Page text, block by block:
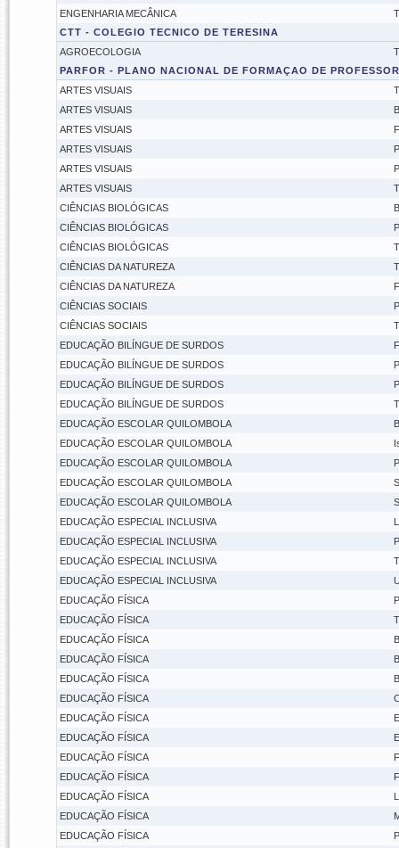
ENGENHARIA MECÂNICA
CTT - COLEGIO TECNICO DE TERESINA
AGROECOLOGIA
PARFOR - PLANO NACIONAL DE FORMAÇAO DE
ARTES VISUAIS
ARTES VISUAIS
ARTES VISUAIS
ARTES VISUAIS
ARTES VISUAIS
ARTES VISUAIS
CIÊNCIAS BIOLÓGICAS
CIÊNCIAS BIOLÓGICAS
CIÊNCIAS BIOLÓGICAS
CIÊNCIAS DA NATUREZA
CIÊNCIAS DA NATUREZA
CIÊNCIAS SOCIAIS
CIÊNCIAS SOCIAIS
EDUCAÇÃO BILÍNGUE DE SURDOS
EDUCAÇÃO BILÍNGUE DE SURDOS
EDUCAÇÃO BILÍNGUE DE SURDOS
EDUCAÇÃO BILÍNGUE DE SURDOS
EDUCAÇÃO ESCOLAR QUILOMBOLA
EDUCAÇÃO ESCOLAR QUILOMBOLA
EDUCAÇÃO ESCOLAR QUILOMBOLA
EDUCAÇÃO ESCOLAR QUILOMBOLA
EDUCAÇÃO ESCOLAR QUILOMBOLA
EDUCAÇÃO ESPECIAL INCLUSIVA
EDUCAÇÃO ESPECIAL INCLUSIVA
EDUCAÇÃO ESPECIAL INCLUSIVA
EDUCAÇÃO ESPECIAL INCLUSIVA
EDUCAÇÃO FÍSICA
EDUCAÇÃO FÍSICA
EDUCAÇÃO FÍSICA
EDUCAÇÃO FÍSICA
EDUCAÇÃO FÍSICA
EDUCAÇÃO FÍSICA
EDUCAÇÃO FÍSICA
EDUCAÇÃO FÍSICA
EDUCAÇÃO FÍSICA
EDUCAÇÃO FÍSICA
EDUCAÇÃO FÍSICA
EDUCAÇÃO FÍSICA
EDUCAÇÃO FÍSICA